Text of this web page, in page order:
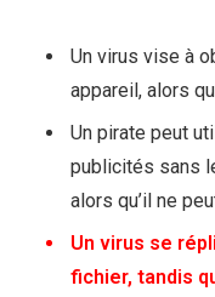
Un virus vise à
appareil, alors
Un pirate peut
publicités sans
alors qu’il ne
Un virus se
fichier, tandis